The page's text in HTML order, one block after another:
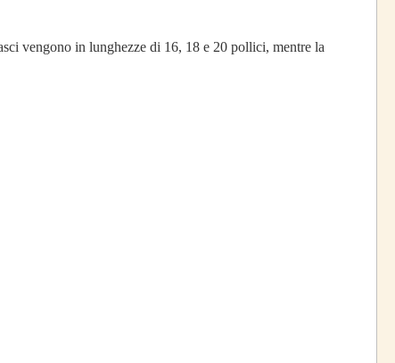
vengono in lunghezze di 16, 18 e 20 pollici, mentre la